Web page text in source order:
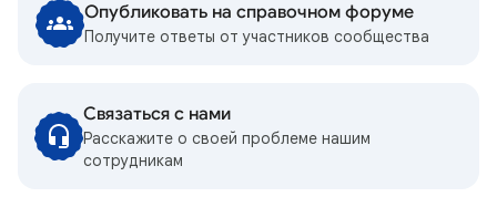
Опубликовать на справочном форуме
Получите ответы от участников сообщества
Связаться с нами
Расскажите о своей проблеме нашим
сотрудникам